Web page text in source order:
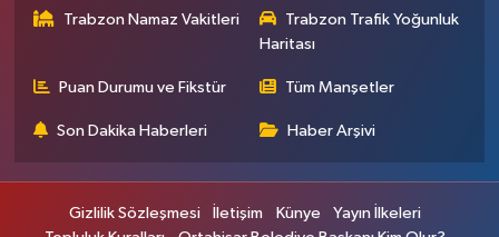
Trabzon Namaz Vakitleri
Trabzon Trafik Yoğunluk
Haritası
Puan Durumu ve Fikstür Tüm Manşetler
Son Dakika Haberleri Haber Arşivi
Gizlilik Sözleşmesi İletişim Künye
Yayın İlkeleri